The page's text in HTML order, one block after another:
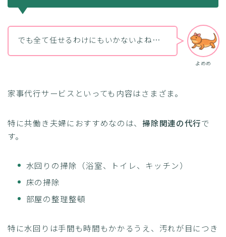
よめめ
でも全て任せるわけにもいかないよね…
家事代行サービスといっても内容はさまざま。
特に共働き夫婦におすすめなのは、掃除関連の代行で
す。
水回りの掃除（浴室、トイレ、キッチン）
床の掃除
部屋の整理整頓
特に水回りは手間も時間もかかるうえ、汚れが目につき